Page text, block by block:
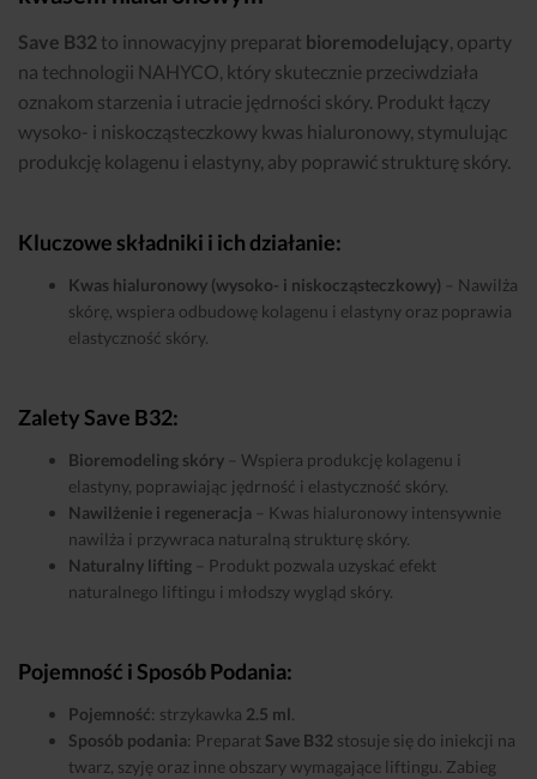
Save B32 to innowacyjny preparat bioremodelujący, oparty
na technologii NAHYCO, który skutecznie przeciwdziała
oznakom starzenia i utracie jędrności skóry. Produkt łączy
wysoko- i niskocząsteczkowy kwas hialuronowy, stymulując
produkcję kolagenu i elastyny, aby poprawić strukturę skóry.
Kluczowe składniki i ich działanie:
Kwas hialuronowy (wysoko- i niskocząsteczkowy) – Nawilża
skórę, wspiera odbudowę kolagenu i elastyny oraz poprawia
elastyczność skóry.
Zalety Save B32:
Bioremodeling skóry – Wspiera produkcję kolagenu i
elastyny, poprawiając jędrność i elastyczność skóry.
Nawilżenie i regeneracja – Kwas hialuronowy intensywnie
nawilża i przywraca naturalną strukturę skóry.
Naturalny lifting – Produkt pozwala uzyskać efekt
naturalnego liftingu i młodszy wygląd skóry.
Pojemność i Sposób Podania:
Pojemność: strzykawka 2.5 ml
Sposób podania: Preparat Save B32 stosuje się do iniekcji na
twarz, szyję oraz inne obszary wymagające liftingu. Zabieg